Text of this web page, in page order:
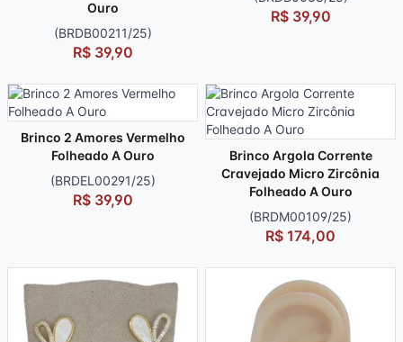
Ouro
(BRDB00211/25)
R$ 39,90
R$ 39,90
Brinco 2 Amores Vermelho
Folheado A Ouro
(BRDEL00291/25)
R$ 39,90
Brinco Argola Corrente
Cravejado Micro Zircônia
Folheado A Ouro
(BRDM00109/25)
R$ 174,00